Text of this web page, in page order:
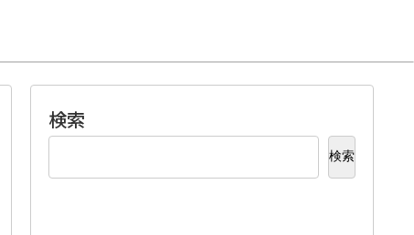
検索
検索